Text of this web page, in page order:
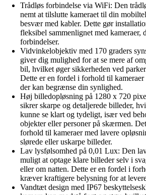
Trådløs forbindelse via WiFi: Den
nemt at tilslutte kameraet til din
besvær med kabler. Dette gør
fleksibel sammenlignet med kameraer,
forbindelser.
Vidvinkelobjektiv med 170 graders
giver dig mulighed for at se mere af
bil, hvilket øger sikkerheden ved
Dette er en fordel i forhold til kameraer
der kan begrænse din synlighed.
Høj billedopløsning på 1280 x 720
sikrer skarpe og detaljerede billeder,
kunne se klart og tydeligt, især ved
objekter eller personer på skærmen.
forhold til kameraer med lavere
slørede eller uskarpe billeder.
Lav lysfølsomhed på 0,01 Lux: Den
muligt at optage klare billeder selv i
eller om natten. Dette er en fordel i
kræver kraftigere belysning for at
Vandtæt design med IP67